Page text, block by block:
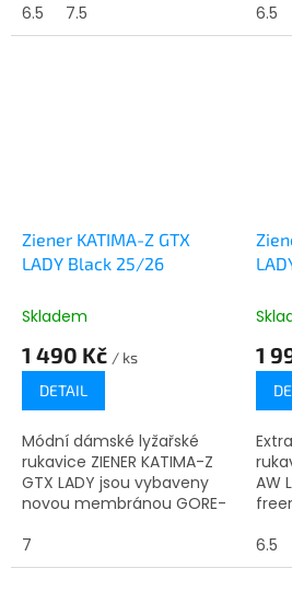
TEX ePE, díky které jsou
trvale voděodolné,
6.5 7.5 6.5
Ziener KATIMA-Z GTX
LADY Black 25/26
Skladem
1 490 Kč / ks
DETAIL
Módní dámské lyžařské
rukavice ZIENER KATIMA-Z
GTX LADY jsou vybaveny
novou membránou GORE-
trvale voděodolné,
větruodolné a prodyšné.
7
1
AW
6.5